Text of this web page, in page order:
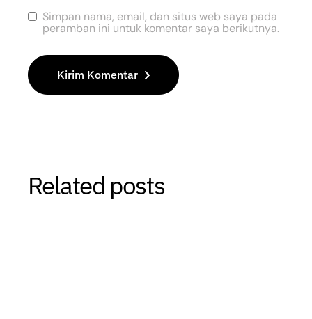
Simpan nama, email, dan situs web saya pada
peramban ini untuk komentar saya berikutnya.
Kirim Komentar
Related posts